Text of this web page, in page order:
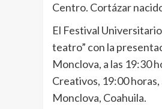
Centro. Cortázar
El Festival
teatro” con la
Monclova, a las 19:30
Creativos, 19:00
Monclova, Coahuila.